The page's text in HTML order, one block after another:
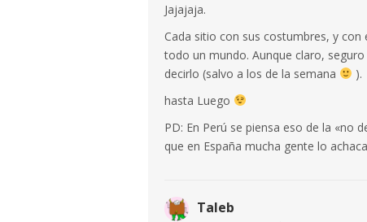
Jajajaja.
Cada sitio con sus costumbres, y
todo un mundo. Aunque claro,
decirlo (salvo a los de la semana
).
hasta Luego
PD: En Perú se piensa eso de la «no
que en España mucha gente lo
Taleb